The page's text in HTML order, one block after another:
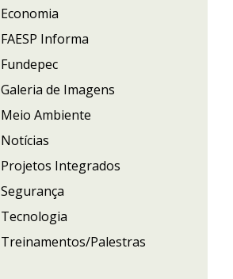
Economia
FAESP Informa
Fundepec
Galeria de Imagens
Meio Ambiente
Notícias
Projetos Integrados
Segurança
Tecnologia
Treinamentos/Palestras